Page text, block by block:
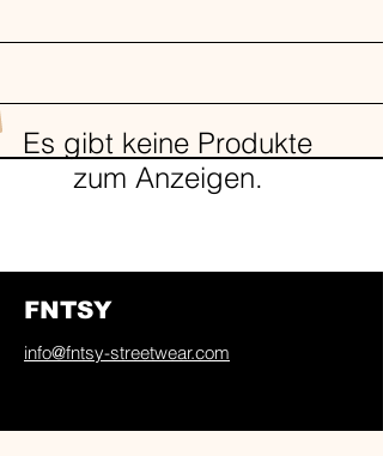
Es gibt keine Produkte
zum Anzeigen.
FNTSY
info@fntsy-streetwear.com